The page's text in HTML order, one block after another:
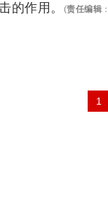
的作用。
(责任编辑 ：
1